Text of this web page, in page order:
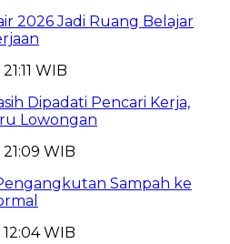
2026 Jadi Ruang Belajar
WIB
Dipadati Pencari Kerja,
Lowongan
WIB
Sampah ke
WIB